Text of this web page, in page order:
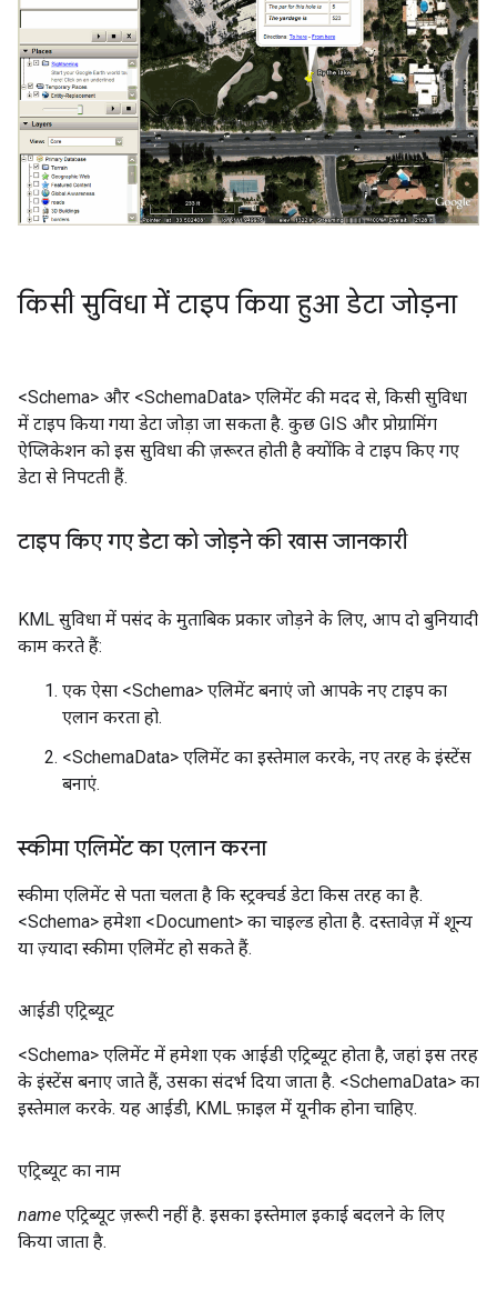
किसी सुविधा में टाइप किया हुआ डेटा जोड़ना
<Schema> और <SchemaData> एलिमेंट की मदद से, किसी सुविधा
में टाइप किया गया डेटा जोड़ा जा सकता है. कुछ GIS और प्रोग्रामिंग
ऐप्लिकेशन को इस सुविधा की ज़रूरत होती है क्योंकि वे टाइप किए गए
डेटा से निपटती हैं.
टाइप किए गए डेटा को जोड़ने की खास जानकारी
KML सुविधा में पसंद के मुताबिक प्रकार जोड़ने के लिए, आप दो बुनियादी
काम करते हैं:
एक ऐसा <Schema> एलिमेंट बनाएं जो आपके नए टाइप का
एलान करता हो.
<SchemaData> एलिमेंट का इस्तेमाल करके, नए तरह के इंस्टेंस
बनाएं.
स्कीमा एलिमेंट का एलान करना
स्कीमा एलिमेंट से पता चलता है कि स्ट्रक्चर्ड डेटा किस तरह का है.
<Schema> हमेशा <Document> का चाइल्ड होता है. दस्तावेज़ में शून्य
या ज़्यादा स्कीमा एलिमेंट हो सकते हैं.
आईडी एट्रिब्यूट
<Schema> एलिमेंट में हमेशा एक आईडी एट्रिब्यूट होता है, जहां इस तरह
के इंस्टेंस बनाए जाते हैं, उसका संदर्भ दिया जाता है. <SchemaData> का
इस्तेमाल करके. यह आईडी, KML फ़ाइल में यूनीक होना चाहिए.
एट्रिब्यूट का नाम
name एट्रिब्यूट ज़रूरी नहीं है. इसका इस्तेमाल इकाई बदलने के लिए
किया जाता है.